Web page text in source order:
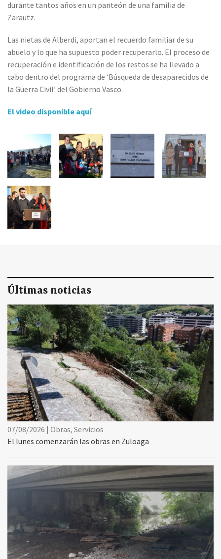
durante tantos años en un panteón de una familia de
Zarautz.
Las nietas de Alberdi, aportan el recuerdo familiar de su
abuelo y lo que ha supuesto poder recuperarlo. El proceso de
recuperación e identificación de los restos se ha llevado a
cabo dentro del programa de ‘Búsqueda de desaparecidos de
la Guerra Civil’ del Gobierno Vasco.
El video disponible aquí
Últimas noticias
07/08/2026 | Obras, Servicios
El lunes comenzarán las obras en Zuloaga